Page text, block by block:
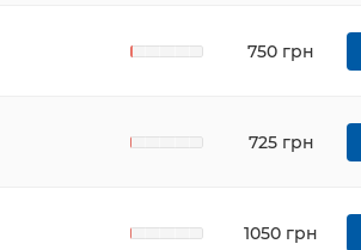
750 грн
725 грн
1050 грн